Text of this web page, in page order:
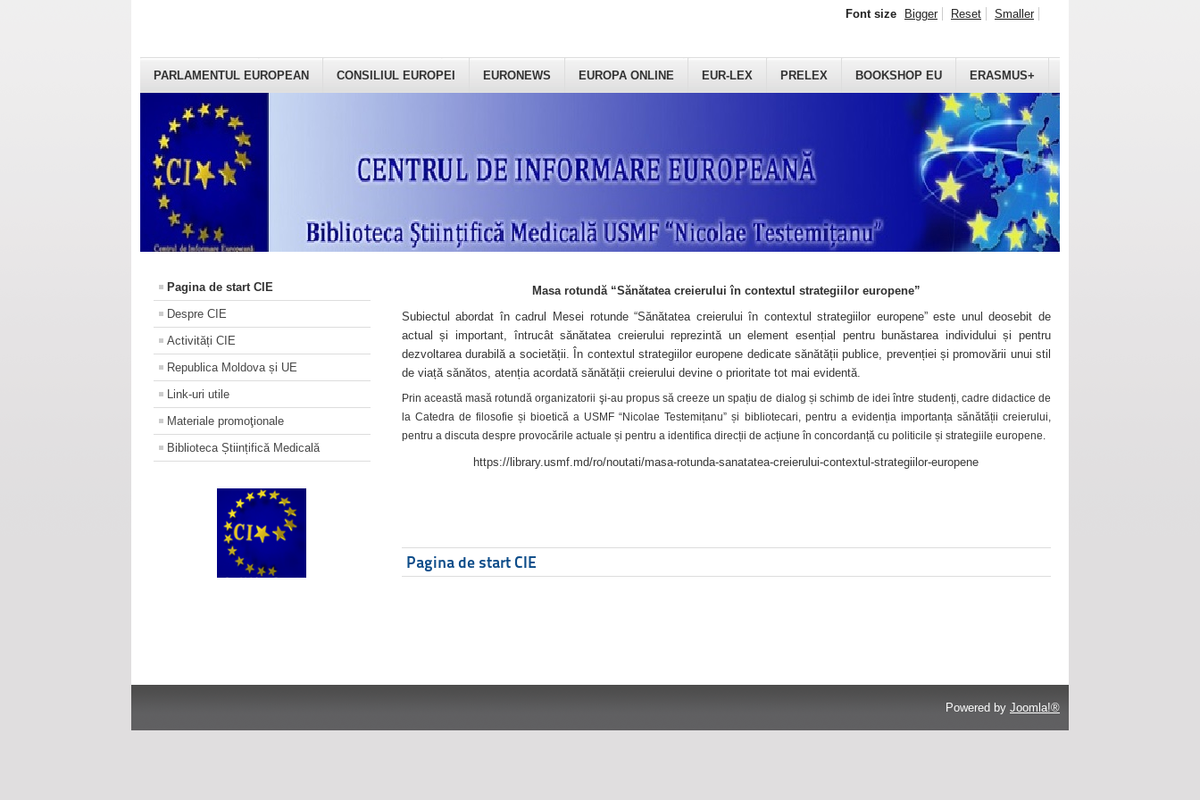
PARLAMENTUL EUROPEAN CONSILIUL EUROPEI EURONEWS EUROPA ONLINE EUR-LEX PRELEX BOOKSHOP EU ERASMUS+
Font size Bigger Reset Smaller
Pagina de start CIE
Despre CIE
Activități CIE
Republica Moldova și UE
Link-uri utile
Materiale promoţionale
Biblioteca Științifică Medicală
Masa rotundă “Sănătatea creierului în contextul strategiilor europene”
Subiectul abordat în cadrul Mesei rotunde “Sănătatea creierului în contextul strategiilor europene” este unul deosebit de
actual și important, întrucât sănătatea creierului reprezintă un element esențial pentru bunăstarea individului și pentru
dezvoltarea durabilă a societății. În contextul strategiilor europene dedicate sănătății publice, prevenției și promovării unui stil
de viață sănătos, atenția acordată sănătății creierului devine o prioritate tot mai evidentă.
Prin această masă rotundă organizatorii şi-au propus să creeze un spațiu de dialog și schimb de idei între studenți, cadre didactice de
la Catedra de filosofie și bioetică a USMF “Nicolae Testemițanu” și bibliotecari, pentru a evidenția importanța sănătății creierului,
pentru a discuta despre provocările actuale și pentru a identifica direcții de acțiune în concordanță cu politicile și strategiile europene.
https://library.usmf.md/ro/noutati/masa-rotunda-sanatatea-creierului-contextul-strategiilor-europene
Pagina de start CIE
Powered by Joomla!®